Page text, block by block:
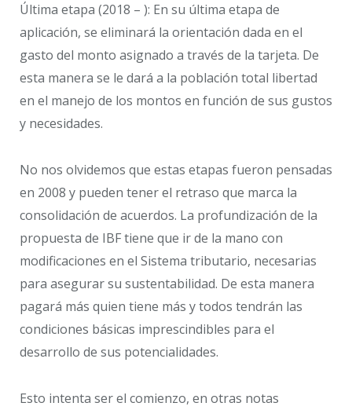
Última etapa (2018 – ): En su última etapa de
aplicación, se eliminará la orientación dada en el
gasto del monto asignado a través de la tarjeta. De
esta manera se le dará a la población total libertad
en el manejo de los montos en función de sus gustos
y necesidades.
No nos olvidemos que estas etapas fueron pensadas
en 2008 y pueden tener el retraso que marca la
consolidación de acuerdos. La profundización de la
propuesta de IBF tiene que ir de la mano con
modificaciones en el Sistema tributario, necesarias
para asegurar su sustentabilidad. De esta manera
pagará más quien tiene más y todos tendrán las
condiciones básicas imprescindibles para el
desarrollo de sus potencialidades.
Esto intenta ser el comienzo, en otras notas